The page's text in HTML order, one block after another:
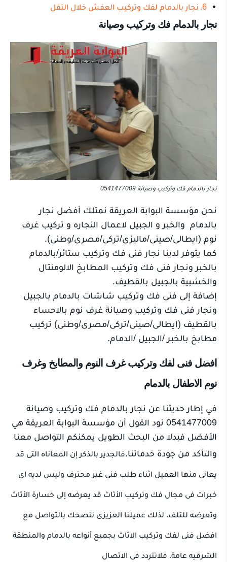
نجار بالدمام لفك وتركيب العفش خلال النقل
نجار بالدمام فك وتركيب وصيانة
نجار بالدمام فك وتركيب وصيانة 0541477009
نحن مؤسسة البوابة العريقة نمتلك أفضل نجار
بالدمام والخبر و الجبيل لاعمال النجاره و تركيب غرف
نوم (ايطالى/صينى/ماليزى/تركى/مصرى/وطنى).
كما يتوفر لدينا نجار فنى فك وتركيب ستائر/بالدمام
بالخبر ونجار فنى فك وتركيب المطابخ الالومنتال
والخشبية بالجبيل بالقطيف.
إضافة إلى فنى فك وتركيب شاشات بالدمام بالجبيل
ونجار فنى فك وتركيب وصيانة غرف نوم بالاحساء
بالقطيف (ايطالى/صينى/تركى/مصرى/وطنى) تركيب
مطابخ بالخبر /الجبيل /الدمام.
افضل فنى لفك وتركيب غرف النوم والمطابخ وغرف
نوم الاطفال بالدمام
في إطار حديثنا عن نجار بالدمام فك وتركيب وصيانة
0541477009 نود القول أن مؤسسة البوابة العريقة هي
الأفضل فبدلا من البحث الطويل يمكنكم التواصل معنا
والتأكد من جودة خدماتنا.فالجدير بالذكر إن المعاناه التى قد
يعانى منها العميل اثناء طلب فنى غير محترف وليس لديه اى
خبرات فى مجال فك وتركيب الأثاث قد يعرضه إلى خسارة الأثاث
وتعرضه للتلف. لذلك عميلنا العزيزى ننصحك بالتواصل مع
افضل فنى لفك وتركيب الاثاث بجميع أنواعه بالدمام والمنطقة
الشرقيه عامة، فلاتتردد فى الاتصال